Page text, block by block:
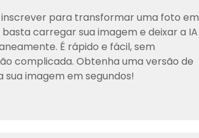
inscrever para transformar uma foto em
carregar sua imagem e deixar a IA
É rápido e fácil, sem
complicada. Obtenha uma versão de
sua imagem em segundos!